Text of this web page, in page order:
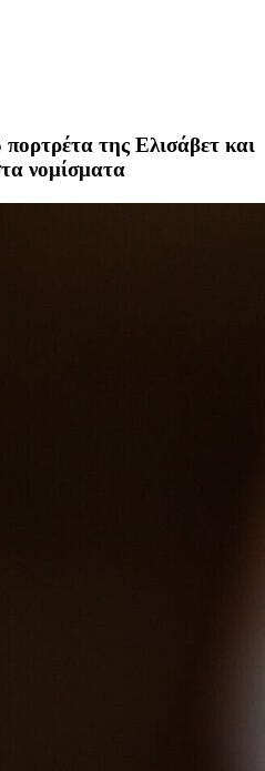
της Ελισάβετ και
νομίσματα